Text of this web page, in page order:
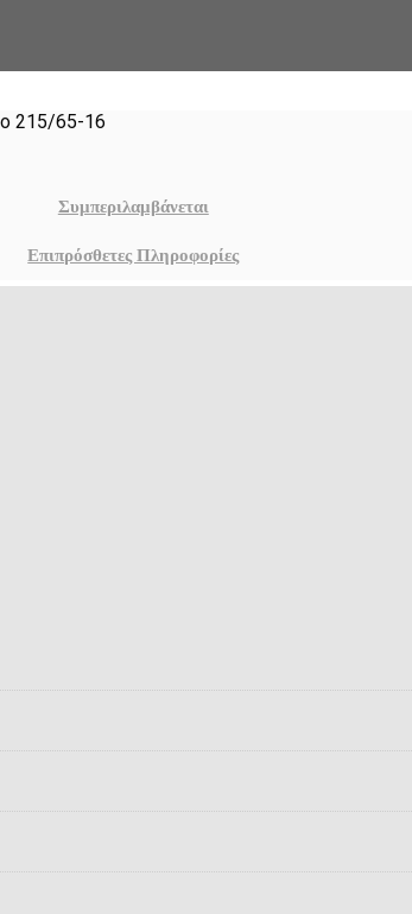
Συμπεριλαμβάνεται
Επιπρόσθετες Πληροφορίες